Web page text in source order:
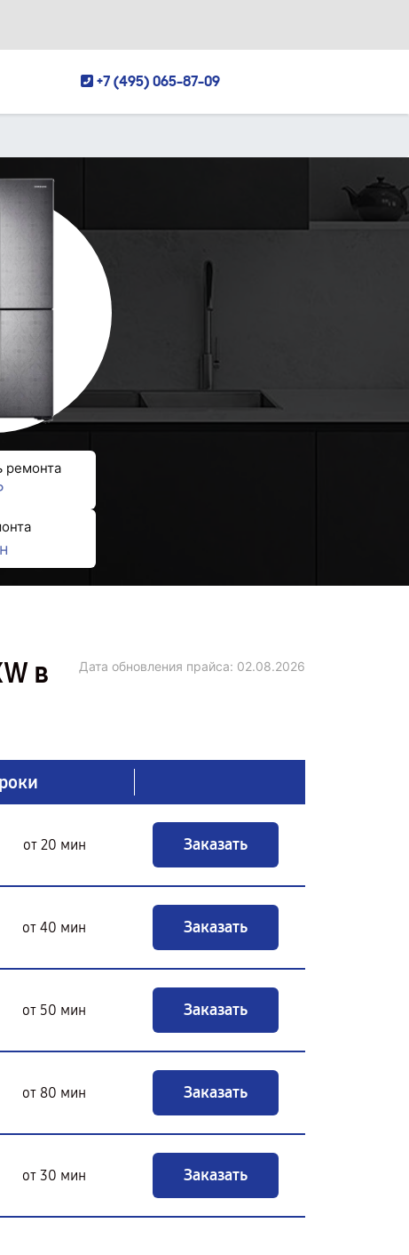
+7 (495) 065-87-09
ремонта
в
Дата обновления прайса: 02.08.2026
от 20 мин Заказать
от 40 мин Заказать
от 50 мин Заказать
от 80 мин Заказать
от 30 мин Заказать